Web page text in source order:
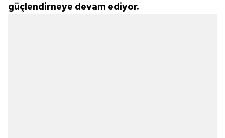
güçlendirneye devam ediyor.